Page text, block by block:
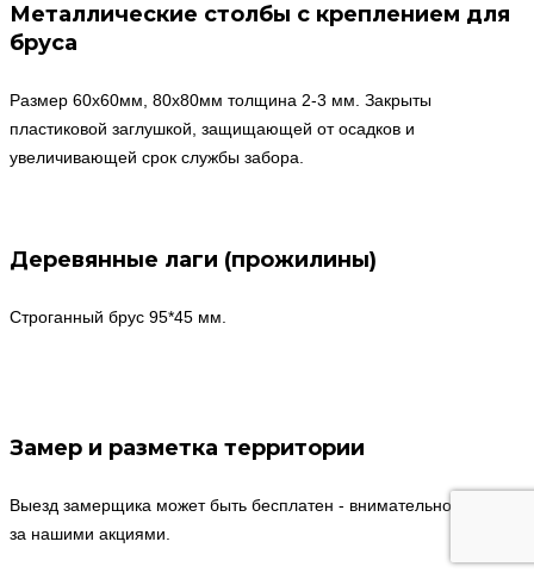
Металлические столбы с креплением для
бруса
Размер 60x60мм, 80x80мм толщина 2-3 мм. Закрыты
пластиковой заглушкой, защищающей от осадков и
увеличивающей срок службы забора.
Деревянные лаги (прожилины)
Строганный брус 95*45 мм.
Замер и разметка территории
Выезд замерщика может быть бесплатен - внимательно следите
за нашими акциями.